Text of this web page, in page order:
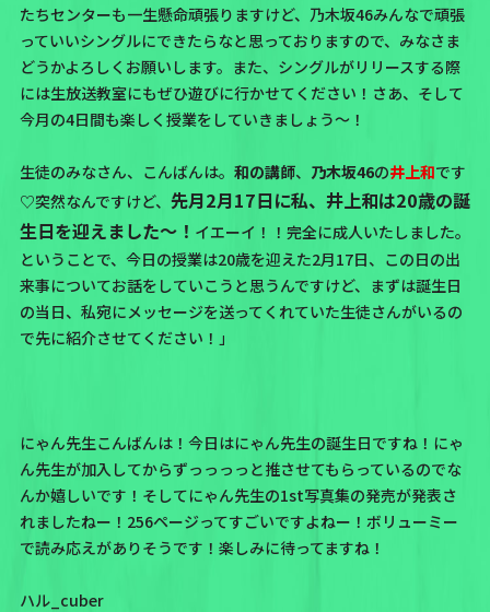
たちセンターも一生懸命頑張りますけど、乃木坂46みんなで頑張
っていいシングルにできたらなと思っておりますので、みなさま
どうかよろしくお願いします。 また、シングルがリリースする際
には生放送教室にもぜひ遊びに行かせてください！さあ、そして
今月の4日間も楽しく授業をしていきましょう〜！
生徒のみなさん、こんばんは。 和の講師、 乃木坂46の井上和です
♡突然なんですけど、 先月2月17日に私、井上和は20歳の誕
生日を迎えました〜！ イエーイ！！完全に成人いたしました。
ということで、今日の授業は20歳を迎えた2月17日、この日の出
来事についてお話をしていこうと思うんですけど、まずは誕生日
の当日、私宛にメッセージを送ってくれていた生徒さんがいるの
で先に紹介させてください！」
にゃん先生こんばんは！今日はにゃん先生の誕生日ですね！にゃ
ん先生が加入してからずっっっっと推させてもらっているのでな
んか嬉しいです！そしてにゃん先生の1st写真集の発売が発表さ
れましたねー！256ページってすごいですよねー！ボリューミー
で読み応えがありそうです！楽しみに待ってますね！
ハル_cuber